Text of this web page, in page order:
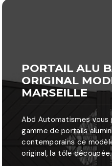
PORTAIL ALU
ORIGINAL
MARSEILLE
Abd Automatismes vous
gamme de portails
contemporains ce
original, la tôle